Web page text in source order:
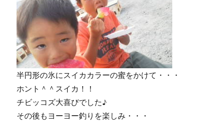
半円形の氷にスイカカラーの蜜をかけて・・・
ホント＾＾スイカ！！
チビッコズ大喜びでした♪
その後もヨーヨー釣りを楽しみ・・・